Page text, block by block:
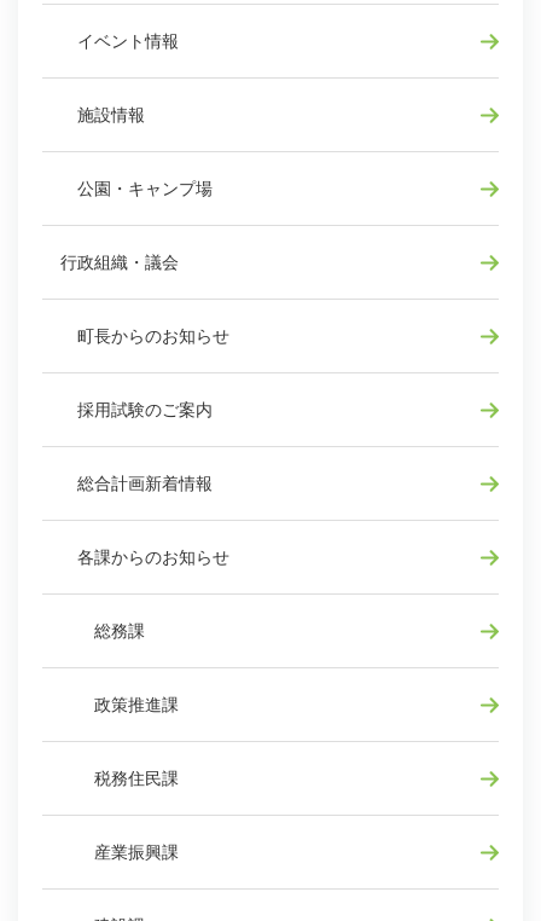
イベント情報
施設情報
公園・キャンプ場
行政組織・議会
町長からのお知らせ
採用試験のご案内
総合計画新着情報
各課からのお知らせ
総務課
政策推進課
税務住民課
産業振興課